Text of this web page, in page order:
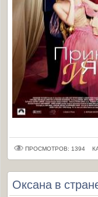
ПРОСМОТРОВ: 1394
Оксана в